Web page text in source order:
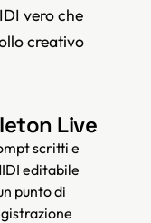
vero che
creativo
Live
scritti e
editabile
punto di